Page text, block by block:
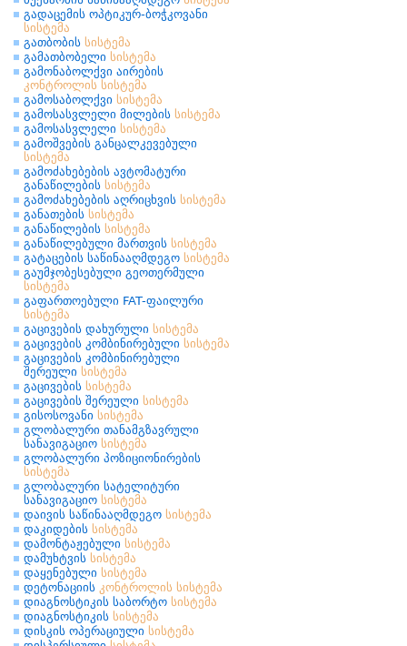
გადაცემის ოპტიკურ-ბოჭკოვანი
სისტემა
გათბობის სისტემა
გამათბობელი სისტემა
გამონაბოლქვი აირების
კონტროლის სისტემა
გამოსაბოლქვი სისტემა
გამოსასვლელი მილების სისტემა
გამოსასვლელი სისტემა
გამოშვების განცალკევებული
სისტემა
გამოძახებების ავტომატური
განაწილების სისტემა
გამოძახებების აღრიცხვის სისტემა
განათების სისტემა
განაწილების სისტემა
განაწილებული მართვის სისტემა
გატაცების საწინააღმდეგო სისტემა
გაუმჯობესებული გეოთერმული
სისტემა
გაფართოებული FAT-ფაილური
სისტემა
გაცივების დახურული სისტემა
გაცივების კომბინირებული სისტემა
გაცივების კომბინირებული
შერეული სისტემა
გაცივების სისტემა
გაცივების შერეული სისტემა
გისოსოვანი სისტემა
გლობალური თანამგზავრული
სანავიგაციო სისტემა
გლობალური პოზიციონირების
სისტემა
გლობალური სატელიტური
სანავიგაციო სისტემა
დაივის საწინააღმდეგო სისტემა
დაკიდების სისტემა
დამონტაჟებული სისტემა
დამუხტვის სისტემა
დაყენებული სისტემა
დეტონაციის კონტროლის სისტემა
დიაგნოსტიკის საბორტო სისტემა
დიაგნოსტიკის სისტემა
დისკის ოპერაციული სისტემა